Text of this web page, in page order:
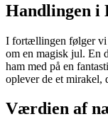
Handlingen i
I fortællingen følger vi
om en magisk jul. En
ham med på en
oplever de et mirakel,
Værdien af